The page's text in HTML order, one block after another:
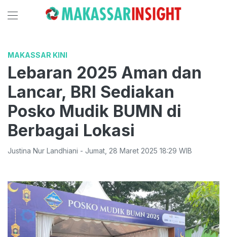
MAKASSAR KINI
Lebaran 2025 Aman dan
Lancar, BRI Sediakan
Posko Mudik BUMN di
Berbagai Lokasi
Justina Nur Landhiani - Jumat 28 Maret 2025 18:29 WIB